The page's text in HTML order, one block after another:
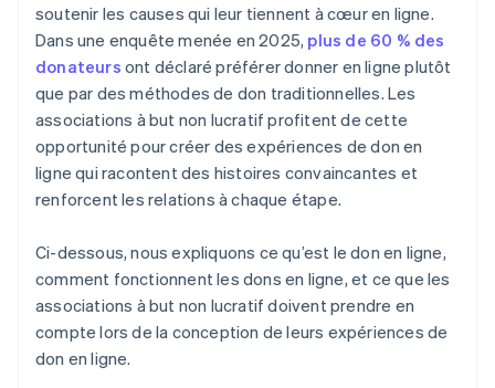
soutenir les causes qui leur tiennent à cœur en ligne.
Dans une enquête menée en 2025, plus de 60 % des
donateurs ont déclaré préférer donner en ligne plutôt
que par des méthodes de don traditionnelles. Les
associations à but non lucratif profitent de cette
opportunité pour créer des expériences de don en
ligne qui racontent des histoires convaincantes et
renforcent les relations à chaque étape.
Ci-dessous, nous expliquons ce qu’est le don en ligne,
comment fonctionnent les dons en ligne, et ce que les
associations à but non lucratif doivent prendre en
compte lors de la conception de leurs expériences de
don en ligne.